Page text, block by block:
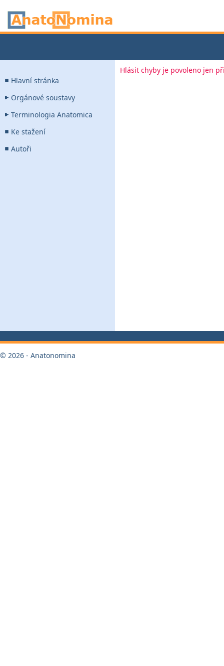
Hlavní stránka
Orgánové soustavy
Terminologia Anatomica
Ke stažení
Autoři
Hlásit chyby je povoleno jen
© 2026 - Anatonomina